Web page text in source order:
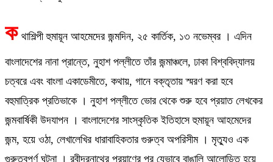
ক থাশিল্পী হুমায়ূন আহমেদের জন্মদিন, ২৫ কার্তিক, ১৩ নভেম্বর । এদিন
বাংলাদেশের নানা প্রান্তে, নুহাশ পল্লীতে তাঁর জন্মাঞ্চলে, ঢাকা বিশ্ববিদ্যালয়
চত্বরে এবং বাংলা একাডেমীতে, কথায়, গানে বক্তৃতায় স্মরণ করা হবে
বহুমাত্রিক প্রতিভাকে । নুহাশ পল্লীতে ভোর থেকে শুরু হবে প্রয়াত লেখকের
জন্মবার্ষিকী উদযাপন । বাংলাদেশের সাংস্কৃতিক ইতিহাসে হুমায়ূন আহমেদের
জন্ম, হয়ে ওঠা, লেখালেখির ধারাবাহিকতার গুরুত্ব অপরিসীম । মৃত্যুও এক
গুরুত্বপূর্ণ ঘটনা । রবীন্দ্রনাথের প্রয়াণের পর যেভাবে বাঙালি আলোড়িত হয়ে